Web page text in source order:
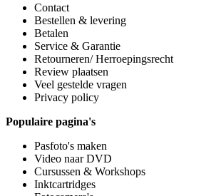
Contact
Bestellen & levering
Betalen
Service & Garantie
Retourneren/ Herroepingsrecht
Review plaatsen
Veel gestelde vragen
Privacy policy
Populaire pagina's
Pasfoto's maken
Video naar DVD
Cursussen & Workshops
Inktcartridges